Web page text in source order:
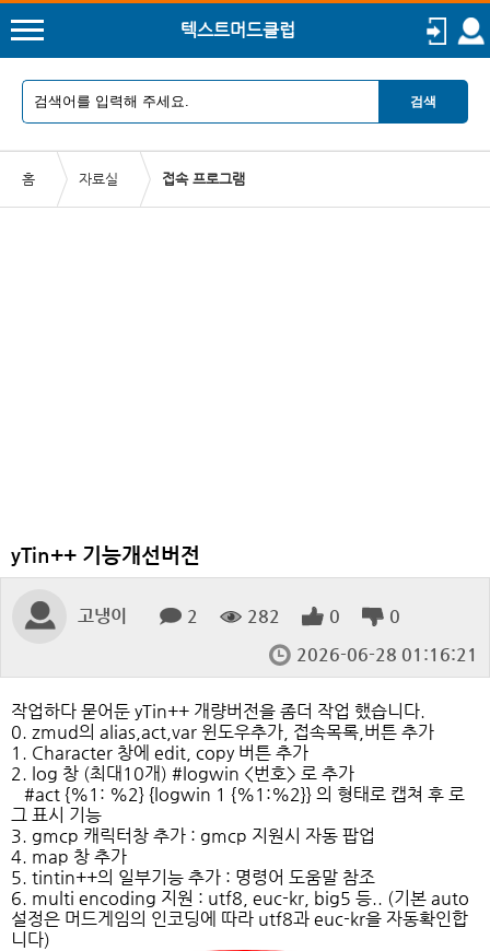
텍스트머드클럽
검색
홈 자료실 접속 프로그램
yTin++ 기능개선버전
고냉이 2 282 0
0
2026-06-28 01:16:21
작업하다 묻어둔 yTin++ 개량버전을 좀더 작업 했습니다.
0. zmud의 alias,act,var 윈도우추가, 접속목록,버튼 추가
1. Character 창에 edit, copy 버튼 추가
2. log 창 (최대10개) #logwin <번호> 로 추가
#act {%1: %2} {logwin 1 {%1:%2}} 의 형태로 캡쳐 후 로
그 표시 기능
3. gmcp 캐릭터창 추가 : gmcp 지원시 자동 팝업
4. map 창 추가
5. tintin++의 일부기능 추가 : 명령어 도움말 참조
6. multi encoding 지원 : utf8, euc-kr, big5 등.. (기본 auto
설정은 머드게임의 인코딩에 따라 utf8과 euc-kr을 자동확인합
니다)